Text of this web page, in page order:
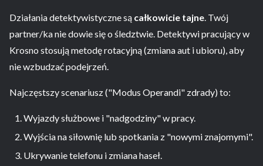
Działania detektywistyczne są całkowicie tajne. Twój
partner/ka nie dowie się o śledztwie. Detektywi pracujący w
Krosno stosują metodę rotacyjną (zmiana aut i ubioru), aby
nie wzbudzać podejrzeń.
Najczęstszy scenariusz ("Modus Operandi" zdrady) to:
Wyjazdy służbowe i "nadgodziny" w pracy.
Wyjścia na siłownię lub spotkania z "nowymi znajomymi".
Ukrywanie telefonu i zmiana haseł.